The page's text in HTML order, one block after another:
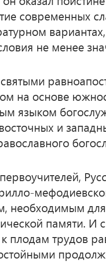
современных
не менее
на основе
языком
и
необходимым
памяти. И
плодам трудов